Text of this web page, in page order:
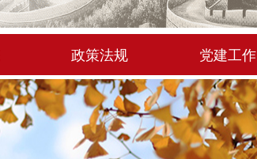
政策法规 党建工作